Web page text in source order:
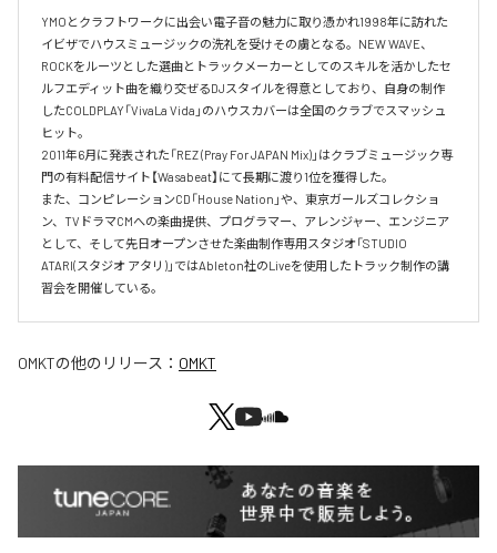
YMOとクラフトワークに出会い電子音の魅力に取り憑かれ1998年に訪れた
イビザでハウスミュージックの洗礼を受けその虜となる。NEW WAVE、
ROCKをルーツとした選曲とトラックメーカーとしてのスキルを活かしたセ
ルフエディット曲を織り交ぜるDJスタイルを得意としており、自身の制作
したCOLDPLAY「VivaLa Vida」のハウスカバーは全国のクラブでスマッシュ
ヒット。
2011年6月に発表された「REZ (Pray For JAPAN Mix)」はクラブミュージック専
門の有料配信サイト【Wasabeat】にて長期に渡り1位を獲得した。
また、コンピレーションCD「House Nation」や、東京ガールズコレクショ
ン、TVドラマCMへの楽曲提供、プログラマー、アレンジャー、エンジニア
として、そして先日オープンさせた楽曲制作専用スタジオ「STUDIO
ATARI(スタジオ アタリ)」ではAbleton社のLiveを使用したトラック制作の講
習会を開催している。
OMKTの他のリリース： OMKT